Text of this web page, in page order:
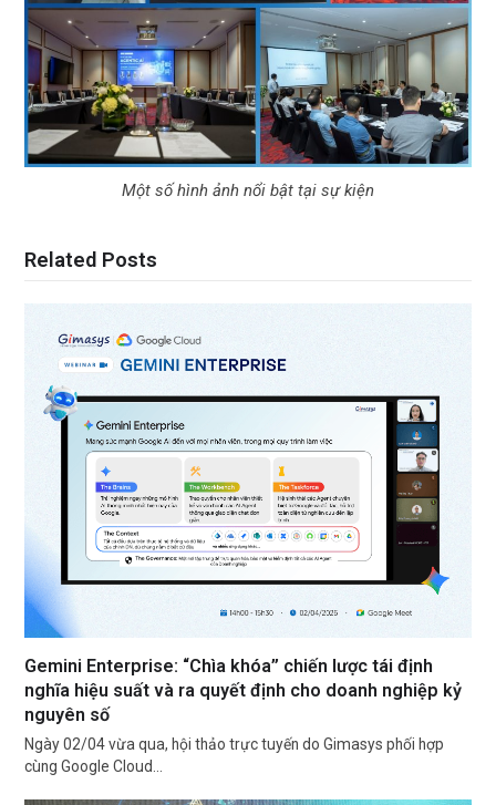
Một số hình ảnh nổi bật tại sự kiện
Related Posts
Gemini Enterprise: “Chìa khóa” chiến lược tái định
nghĩa hiệu suất và ra quyết định cho doanh nghiệp kỷ
nguyên số
Ngày 02/04 vừa qua, hội thảo trực tuyến do Gimasys phối hợp
cùng Google Cloud…